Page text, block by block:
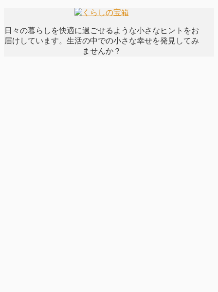
日々の暮らしを快適に過ごせるような小さなヒントをお
届けしています。生活の中での小さな幸せを発見してみ
ませんか？